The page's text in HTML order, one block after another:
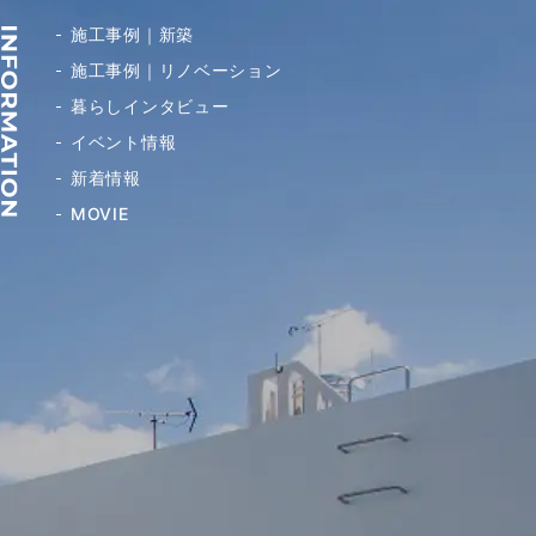
施工事例｜新築
施工事例｜リノベーション
暮らしインタビュー
イベント情報
新着情報
MOVIE